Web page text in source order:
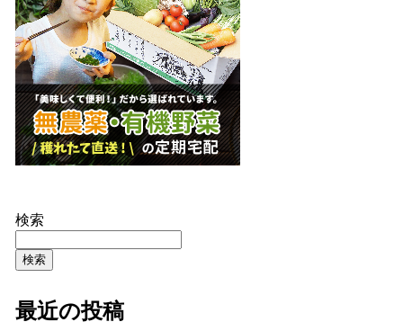
検索
検索
最近の投稿